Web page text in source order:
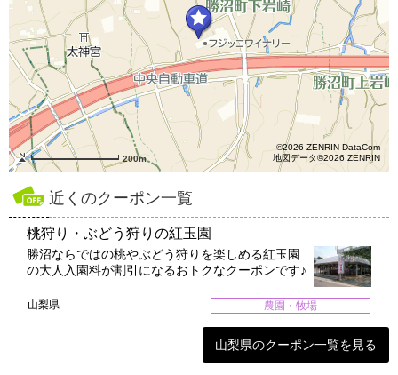
200m
©2026 ZENRIN DataCom
地図データ©2026 ZENRIN
近くのクーポン一覧
桃狩り・ぶどう狩りの紅玉園
勝沼ならではの桃やぶどう狩りを楽しめる紅玉園
の大人入園料が割引になるおトクなクーポンです♪
山梨県 農園・牧場
山梨県のクーポン一覧を見る